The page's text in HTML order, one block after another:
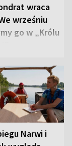
wraca
wrześniu
go w „Królu
Narwi i